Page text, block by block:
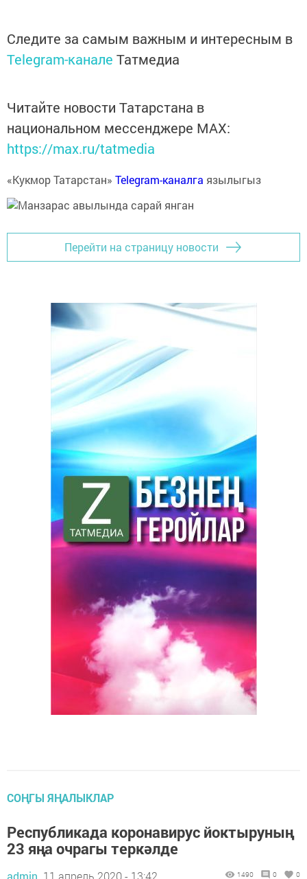
Следите за самым важным и интересным в
Telegram-канале Татмедиа
Читайте новости Татарстана в
национальном мессенджере MАХ:
https://max.ru/tatmedia
«Кукмор Татарстан» Telegram-каналга язылыгыз
Перейти на страницу новости
СОҢГЫ ЯҢАЛЫКЛАР
Республикада коронавирус йоктыруның
23 яңа очрагы теркәлде
admin, 11 апрель 2020 - 13:42 1490 0 0